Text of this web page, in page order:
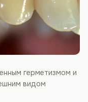
герметизмом и
видом